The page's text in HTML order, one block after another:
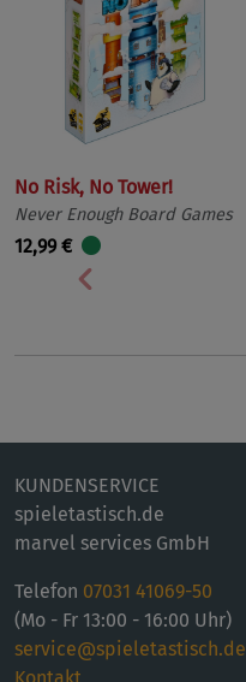
No Risk, No Tower!
Never Enough Board Games
12,99 €
Vorherige
KUNDENSERVICE
spieletastisch.de
marvel services GmbH
Telefon 07031 41069-50
(Mo - Fr 13:00 - 16:00 Uhr)
service@spieletastisch.de